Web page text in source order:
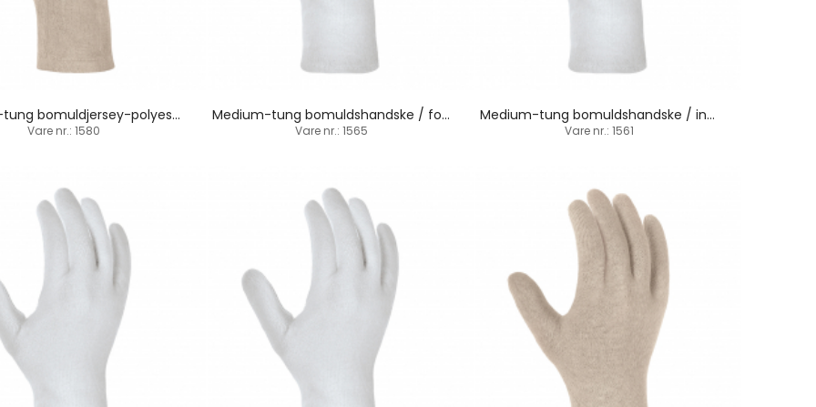
Medium-tung bomuldjersey-polyesterhandske / indsat tommelfinger
Vare nr.: 1580
Medium-tung bomuldshandske / fordoblet / indsat tommelfinger
Vare nr.: 1565
Medium-tung bomuldshandske / indsat tommelfinger
Vare nr.: 1561